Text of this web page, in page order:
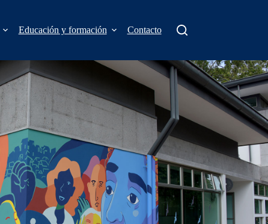
Educación y formación Contacto